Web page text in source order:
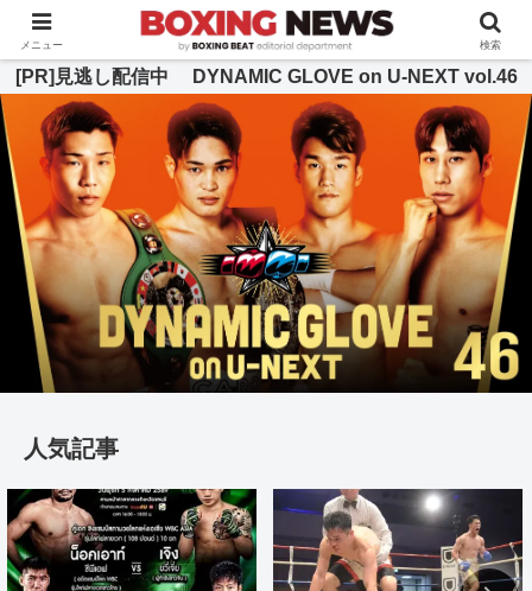
BOXING BEAT [ボクシング・ビート] 公式サイト
[PR]見逃し配信中 DYNAMIC GLOVE on U-NEXT vol.46
人気記事
メニュー 検索